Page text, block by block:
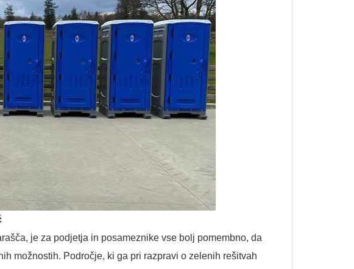
je za podjetja in posameznike vse bolj pomembno, da
možnostih. Področje, ki ga pri razpravi o zelenih rešitvah